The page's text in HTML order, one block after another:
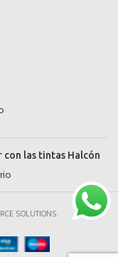
las tintas Halcón
SOLUTIONS.